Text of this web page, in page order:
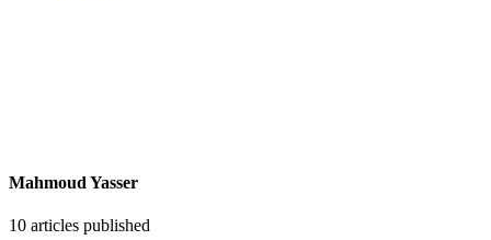
Mahmoud Yasser
10 articles published